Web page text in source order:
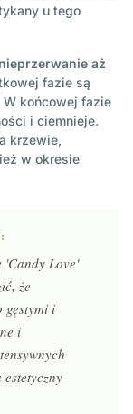
u tego
aż
fazie są
W końcowej fazie
i ciemnieje.
krzewie,
w okresie
'Candy Love'
że
gęstymi i
i